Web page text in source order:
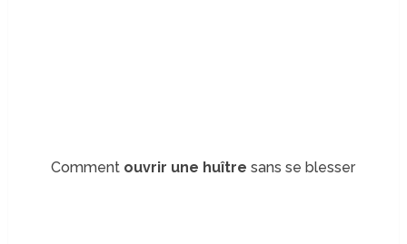
Comment ouvrir une huître sans se blesser